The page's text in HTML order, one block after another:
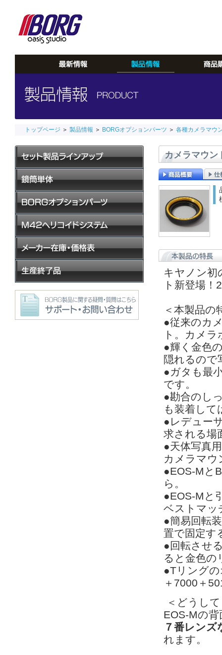
トップページ ＞ 製品情報 ＞ BORGオプションパーツ ＞ 各種カメラマウ
カメラマウ
キヤノン初
ト新登場！
＜本製品の
●従来のカ
ト。カメ
●輝く金色
隠れるので
●ガタも最
です。
●勘合のし
も装着して
●レデュー
求される場
●天体写真
カメラマウ
●EOS-Mと
ら。
●EOS-Mと
ベストマッ
●簡易回転
置で固定す
●回転させ
ると金色の
●Tリング
＋7000＋
＜どうし
EOS-Mの
７番レン
れます。